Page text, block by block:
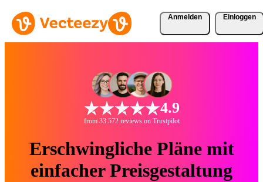
Anmelden Einloggen
4.9
from 33.572 reviews on Trustpilot
Erschwingliche Pläne mit
einfacher Preisgestaltung